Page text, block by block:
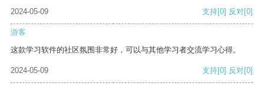
2024-05-09
支持[0] 反对[0]
游客
这款学习软件的社区氛围非常好，可以与其他学习者交流学习心得。
2024-05-09 支持[0] 反对[0]